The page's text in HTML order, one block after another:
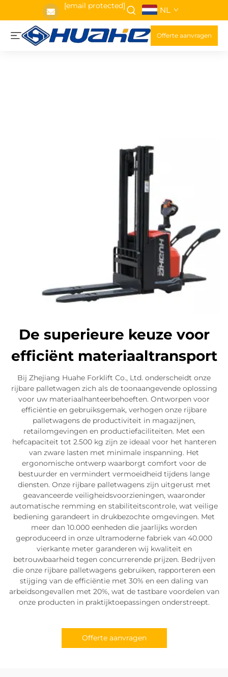
[email protected] NL
Offerte aanvragen
De superieure keuze voor
efficiënt materiaaltransport
Bij Zhejiang Huahe Forklift Co., Ltd. onderscheidt onze
rijbare palletwagen zich als de toonaangevende oplossing
voor uw materiaalhanteerbehoeften. Ontworpen voor
efficiëntie en gebruiksgemak, verhogen onze rijbare
palletwagens de productiviteit in magazijnen,
retailomgevingen en productiefaciliteiten. Met een
hefcapaciteit tot 2.500 kg zijn ze ideaal voor het hanteren
van zware lasten met minimale inspanning. Het
ergonomische ontwerp waarborgt comfort voor de
bestuurder en vermindert vermoeidheid tijdens lange
diensten. Onze rijbare palletwagens zijn uitgerust met
geavanceerde veiligheidsvoorzieningen, waaronder
automatische remming en stabiliteitscontrole, wat veilige
bediening garandeert in drukbezochte omgevingen. Met
meer dan 10.000 eenheden die jaarlijks worden
geproduceerd in onze ultramoderne fabriek van 40.000
vierkante meter garanderen wij kwaliteit en
betrouwbaarheid tegen concurrerende prijzen. Bedrijven
die onze rijbare palletwagens gebruiken, rapporteren een
stijging van de efficiëntie met 30% en een daling van
arbeidsongevallen met 20%, wat de tastbare voordelen van
onze producten in praktijktoepassingen onderstreept.
Offerte aanvragen